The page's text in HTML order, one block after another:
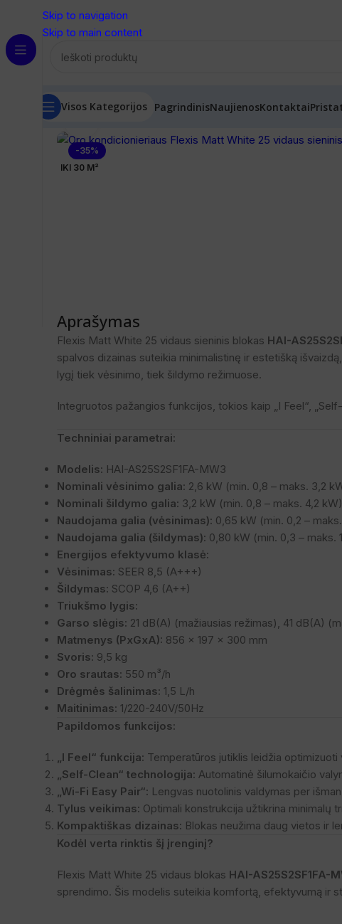
Skip to navigation
Skip to main content
Visos Kategorijos PagrindinisNaujienosKontaktai
Pradžia
-35%
IKI 30 M²
Aprašymas
Flexis Matt White 25 vidaus sieninis blokas HAI-
spalvos dizainas suteikia minimalistinę ir estetišką
lygį tiek vėsinimo, tiek šildymo režimuose.
Integruotos pažangios funkcijos, tokios kaip „I Feel“,
Techniniai parametrai:
Modelis: HAI-AS25S2SF1FA-MW3
Nominali vėsinimo galia: 2,6 kW (min. 0,8 – maks. 3,2
Nominali šildymo galia: 3,2 kW (min. 0,8 – maks. 4,2 kW)
Naudojama galia (vėsinimas): 0,65 kW (min. 0,2 –
Naudojama galia (šildymas): 0,80 kW (min. 0,3 – maks.
Energijos efektyvumo klasė:
Vėsinimas: SEER 8,5 (A+++)
Šildymas: SCOP 4,6 (A++)
Triukšmo lygis:
Garso slėgis: 21 dB(A) (mažiausias režimas), 41 dB(A)
Matmenys (PxGxA): 856 x 197 x 300 mm
Svoris: 9,5 kg
Oro srautas: 550 m³/h
Drėgmės šalinimas: 1,5 L/h
Maitinimas: 1/220-240V/50Hz
Papildomos funkcijos:
„I Feel“ funkcija: Temperatūros jutiklis leidžia
„Self-Clean“ technologija: Automatinė šilumokaičio
„Wi-Fi Easy Pair“: Lengvas nuotolinis valdymas per
Tylus veikimas: Optimali konstrukcija užtikrina minimalų
Kompaktiškas dizainas: Blokas neužima daug vietos ir
Kodėl verta rinktis šį įrenginį?
Flexis Matt White 25 vidaus blokas HAI-AS25S2SF1FA-
sprendimo. Šis modelis suteikia komfortą, efektyvumą ir